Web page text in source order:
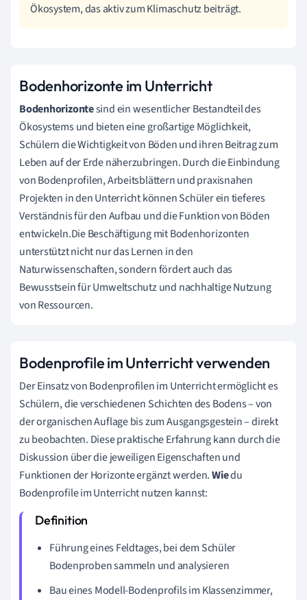
Ökosystem, das aktiv zum Klimaschutz beiträgt.
Bodenhorizonte im Unterricht
Bodenhorizontesind ein wesentlicher Bestandteil des
Ökosystems und bieten eine großartige Möglichkeit,
Schülern die Wichtigkeit von Böden und ihren Beitrag zum
Leben auf der Erde näherzubringen. Durch die Einbindung
von Bodenprofilen, Arbeitsblättern und praxisnahen
Projekten in den Unterricht können Schüler ein tieferes
Verständnis für den Aufbau und die Funktion von Böden
entwickeln.Die Beschäftigung mit Bodenhorizonten
unterstützt nicht nur das Lernen in den
Naturwissenschaften, sondern fördert auch das
Bewusstsein für Umweltschutz und nachhaltige Nutzung
von Ressourcen.
Bodenprofile im Unterricht verwenden
Der Einsatz von Bodenprofilen im Unterricht ermöglicht es
Schülern, die verschiedenen Schichten des Bodens – von
der organischen Auflage bis zum Ausgangsgestein – direkt
zu beobachten. Diese praktische Erfahrung kann durch die
Diskussion über die jeweiligen Eigenschaften und
Funktionen der Horizonte ergänzt werden.Wiedu
Bodenprofile im Unterricht nutzen kannst:
Führung eines Feldtages, bei dem Schüler
Bodenproben sammeln und analysieren
Bau eines Modell-Bodenprofils im Klassenzimmer,